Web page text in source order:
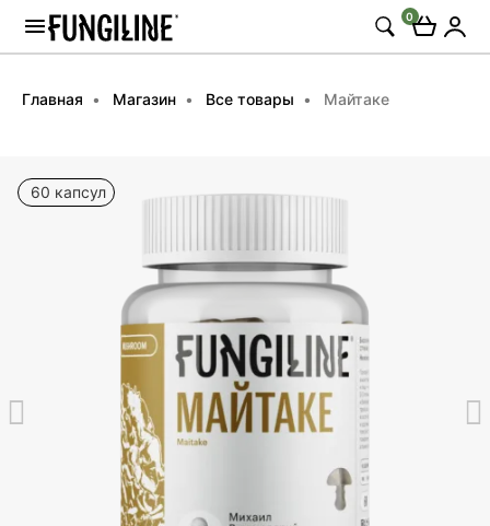
0
Главная Магазин Все товары Майтаке
60 капсул